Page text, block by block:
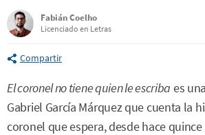
Fabián Coelho
Licenciado en Letras
Compartir
El coronel no tiene quien le escriba es
Gabriel García Márquez que cuenta la
coronel que espera, desde hace